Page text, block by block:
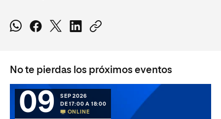
No te pierdas los próximos eventos
09
SEP 2026
DE 17:00 A 18:00
ONLINE